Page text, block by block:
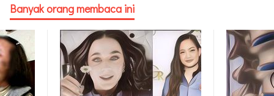
Banyak orang membaca ini